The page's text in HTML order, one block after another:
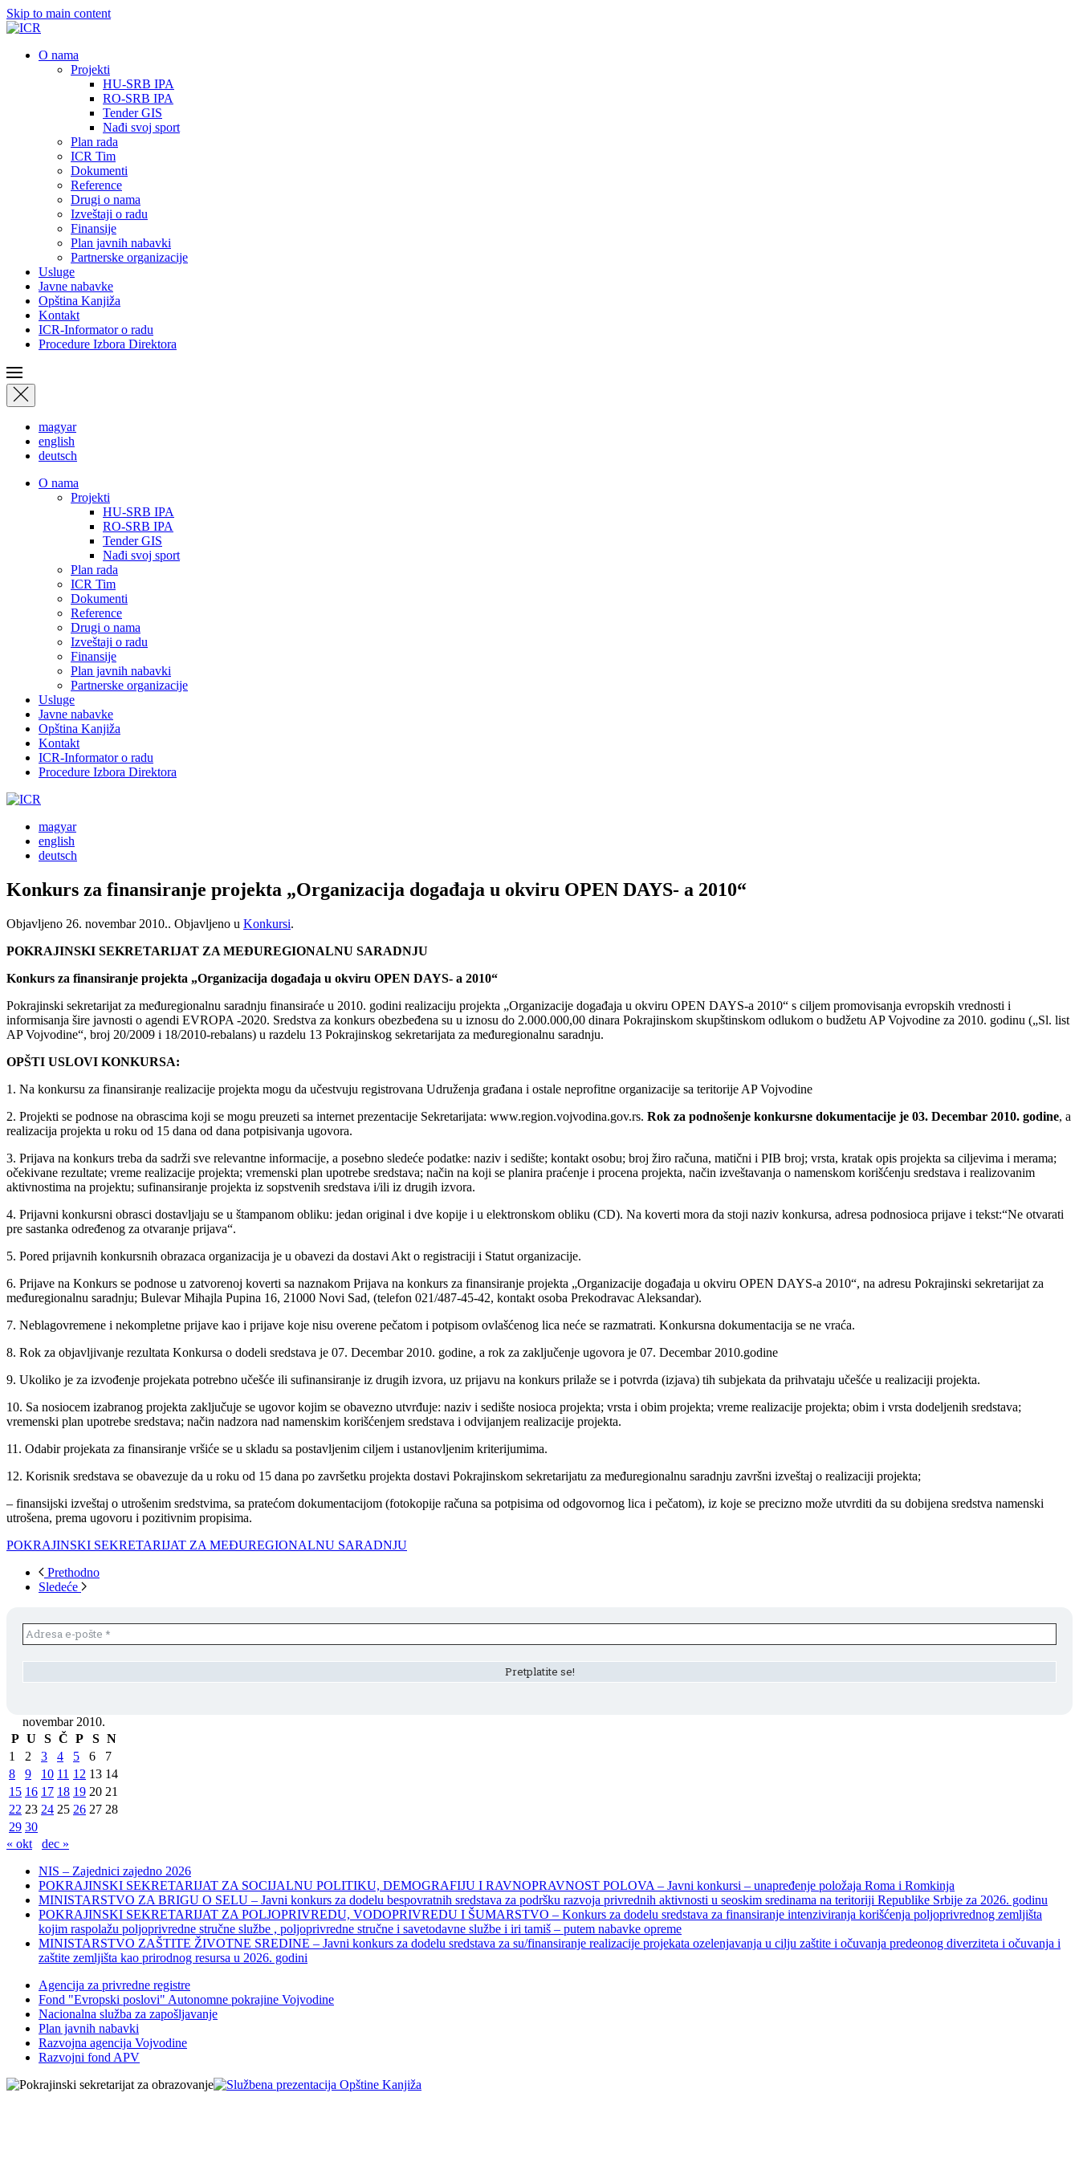
Skip to main content
О nama
Projekti
HU-SRB IPA
RO-SRB IPA
Tender GIS
Nađi svoj sport
Plan rada
ICR Tim
Dokumenti
Reference
Drugi o nama
Izveštaji o radu
Finansije
Plan javnih nabavki
Partnerske organizacije
Usluge
Javne nabavke
Opština Kanjiža
Kontakt
ICR-Informator o radu
Procedure Izbora Direktora
magyar
english
deutsch
О nama
Projekti
HU-SRB IPA
RO-SRB IPA
Tender GIS
Nađi svoj sport
Plan rada
ICR Tim
Dokumenti
Reference
Drugi o nama
Izveštaji o radu
Finansije
Plan javnih nabavki
Partnerske organizacije
Usluge
Javne nabavke
Opština Kanjiža
Kontakt
ICR-Informator o radu
Procedure Izbora Direktora
magyar
english
deutsch
Konkurs za finansiranje projekta „Organizacija događaja u okviru OPEN DAYS- a 2010“
Objavljeno 26. novembar 2010.. Objavljeno u Konkursi.
POKRAJINSKI SEKRETARIJAT ZA MEĐUREGIONALNU SARADNJU
Konkurs za finansiranje projekta „Organizacija događaja u okviru OPEN DAYS- a 2010“
Pokrajinski sekretarijat za međuregionalnu saradnju finansiraće u 2010. godini realizaciju projekta „Organizacije događaja u okviru OPEN DAYS-a 2010“ s ciljem promovisanja evropskih vrednosti i
informisanja šire javnosti o agendi EVROPA -2020. Sredstva za konkurs obezbeđena su u iznosu do 2.000.000,00 dinara Pokrajinskom skupštinskom odlukom o budžetu AP Vojvodine za 2010. godinu („Sl. list
AP Vojvodine“, broj 20/2009 i 18/2010-rebalans) u razdelu 13 Pokrajinskog sekretarijata za međuregionalnu saradnju.
OPŠTI USLOVI KONKURSA:
1. Na konkursu za finansiranje realizacije projekta mogu da učestvuju registrovana Udruženja građana i ostale neprofitne organizacije sa teritorije AP Vojvodine
2. Projekti se podnose na obrascima koji se mogu preuzeti sa internet prezentacije Sekretarijata: www.region.vojvodina.gov.rs. Rok za podnošenje konkursne dokumentacije je 03. Decembar 2010. godine, a
realizacija projekta u roku od 15 dana od dana potpisivanja ugovora.
3. Prijava na konkurs treba da sadrži sve relevantne informacije, a posebno sledeće podatke: naziv i sedište; kontakt osobu; broj žiro računa, matični i PIB broj; vrsta, kratak opis projekta sa ciljevima i merama;
očekivane rezultate; vreme realizacije projekta; vremenski plan upotrebe sredstava; način na koji se planira praćenje i procena projekta, način izveštavanja o namenskom korišćenju sredstava i realizovanim
aktivnostima na projektu; sufinansiranje projekta iz sopstvenih sredstava i/ili iz drugih izvora.
4. Prijavni konkursni obrasci dostavljaju se u štampanom obliku: jedan original i dve kopije i u elektronskom obliku (CD). Na koverti mora da stoji naziv konkursa, adresa podnosioca prijave i tekst:“Ne otvarati
pre sastanka određenog za otvaranje prijava“.
5. Pored prijavnih konkursnih obrazaca organizacija je u obavezi da dostavi Akt o registraciji i Statut organizacije.
6. Prijave na Konkurs se podnose u zatvorenoj koverti sa naznakom Prijava na konkurs za finansiranje projekta „Organizacije događaja u okviru OPEN DAYS-a 2010“, na adresu Pokrajinski sekretarijat za
međuregionalnu saradnju; Bulevar Mihajla Pupina 16, 21000 Novi Sad, (telefon 021/487-45-42, kontakt osoba Prekodravac Aleksandar).
7. Neblagovremene i nekompletne prijave kao i prijave koje nisu overene pečatom i potpisom ovlašćenog lica neće se razmatrati. Konkursna dokumentacija se ne vraća.
8. Rok za objavljivanje rezultata Konkursa o dodeli sredstava je 07. Decembar 2010. godine, a rok za zaključenje ugovora je 07. Decembar 2010.godine
9. Ukoliko je za izvođenje projekata potrebno učešće ili sufinansiranje iz drugih izvora, uz prijavu na konkurs prilaže se i potvrda (izjava) tih subjekata da prihvataju učešće u realizaciji projekta.
10. Sa nosiocem izabranog projekta zaključuje se ugovor kojim se obavezno utvrđuje: naziv i sedište nosioca projekta; vrsta i obim projekta; vreme realizacije projekta; obim i vrsta dodeljenih sredstava;
vremenski plan upotrebe sredstava; način nadzora nad namenskim korišćenjem sredstava i odvijanjem realizacije projekta.
11. Odabir projekata za finansiranje vršiće se u skladu sa postavljenim ciljem i ustanovljenim kriterijumima.
12. Korisnik sredstava se obavezuje da u roku od 15 dana po završetku projekta dostavi Pokrajinskom sekretarijatu za međuregionalnu saradnju završni izveštaj o realizaciji projekta;
– finansijski izveštaj o utrošenim sredstvima, sa pratećom dokumentacijom (fotokopije računa sa potpisima od odgovornog lica i pečatom), iz koje se precizno može utvrditi da su dobijena sredstva namenski
utrošena, prema ugovoru i pozitivnim propisima.
POKRAJINSKI SEKRETARIJAT ZA MEĐUREGIONALNU SARADNJU
Prethodno
Sledeće
novembar 2010.
P U S Č P S N
1
2 3 4 5 6
7
8
9 10 11 12 13 14
15 16 17 18 19 20 21
22 23 24 25 26 27 28
29 30
« okt
dec »
NIS – Zajednici zajedno 2026
POKRAJINSKI SEKRETARIJAT ZA SOCIJALNU POLITIKU, DEMOGRAFIJU I RAVNOPRAVNOST POLOVA – Javni konkursi – unapređenje položaja Roma i Romkinja
MINISTARSTVO ZA BRIGU O SELU – Javni konkurs za dodelu bespovratnih sredstava za podršku razvoja privrednih aktivnosti u seoskim sredinama na teritoriji Republike Srbije za 2026. godinu
POKRAJINSKI SEKRETARIJAT ZA POLJOPRIVREDU, VODOPRIVREDU I ŠUMARSTVO – Konkurs za dodelu sredstava za finansiranje intenziviranja korišćenja poljoprivrednog zemljišta
kojim raspolažu poljoprivredne stručne službe , poljoprivredne stručne i savetodavne službe i iri tamiš ‒ putem nabavke opreme
MINISTARSTVO ZAŠTITE ŽIVOTNE SREDINE – Javni konkurs za dodelu sredstava za su/finansiranje realizacije projekata ozelenjavanja u cilju zaštite i očuvanja predeonog diverziteta i očuvanja i
zaštite zemljišta kao prirodnog resursa u 2026. godini
Agencija za privredne registre
Fond "Evropski poslovi" Autonomne pokrajine Vojvodine
Nacionalna služba za zapošljavanje
Plan javnih nabavki
Razvojna agencija Vojvodine
Razvojni fond APV